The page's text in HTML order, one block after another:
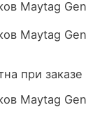
при